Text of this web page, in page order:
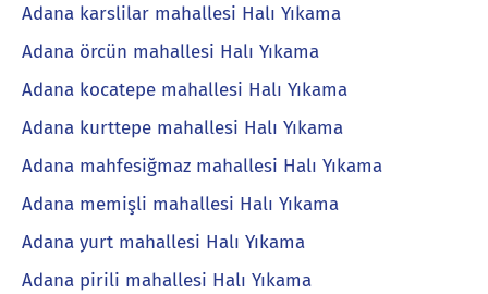
Adana karslilar mahallesi Halı Yıkama
Adana örcün mahallesi Halı Yıkama
Adana kocatepe mahallesi Halı Yıkama
Adana kurttepe mahallesi Halı Yıkama
Adana mahfesiğmaz mahallesi Halı Yıkama
Adana memişli mahallesi Halı Yıkama
Adana yurt mahallesi Halı Yıkama
Adana pirili mahallesi Halı Yıkama